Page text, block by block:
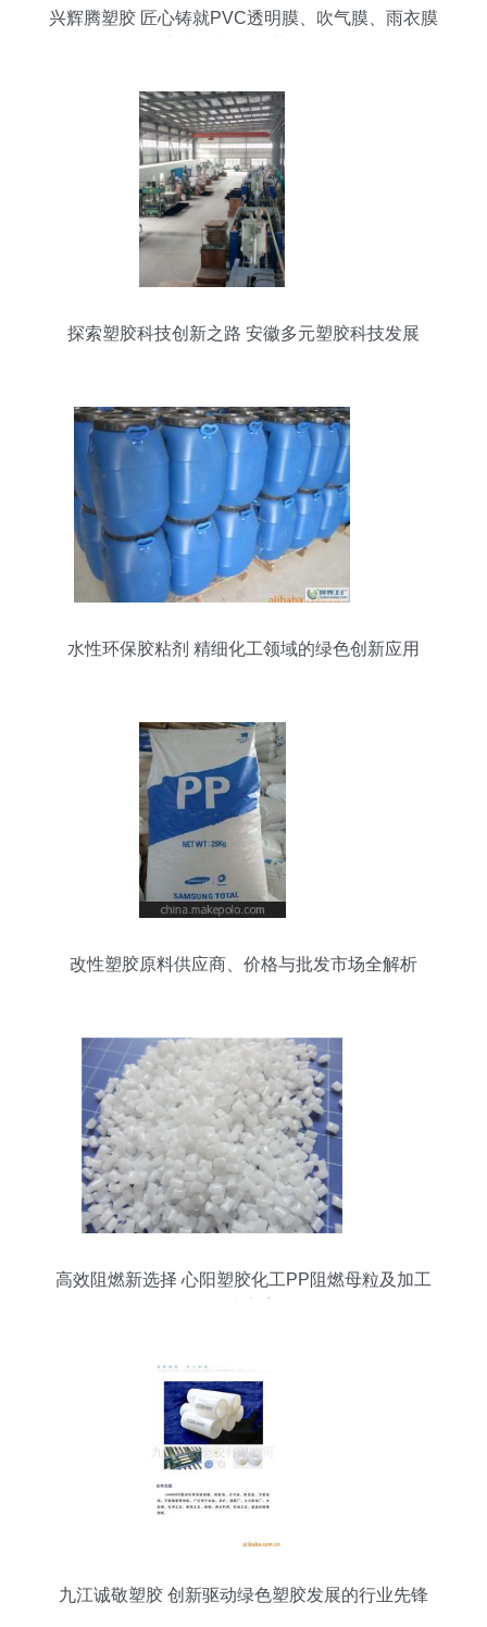
兴辉腾塑胶 匠心铸就PVC透明膜、吹气膜、雨衣膜
探索塑胶科技创新之路 安徽多元塑胶科技发展
水性环保胶粘剂 精细化工领域的绿色创新应用
改性塑胶原料供应商、价格与批发市场全解析
高效阻燃新选择 心阳塑胶化工PP阻燃母粒及加工
九江诚敬塑胶 创新驱动绿色塑胶发展的行业先锋